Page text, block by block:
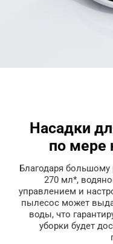
Насадки
по мере
Благодаря
270 мл*,
управлением и
пылесос может
воды, что
уборки будет